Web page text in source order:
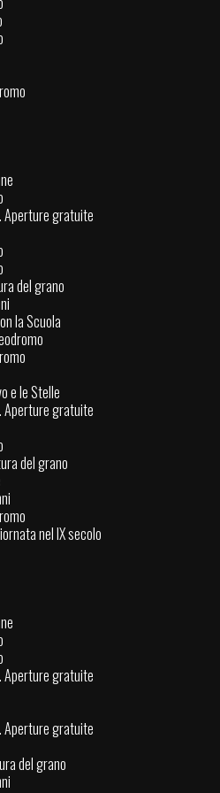
Aperture gratuite
del grano
la Scuola
e le Stelle
Aperture gratuite
del grano
nel IX secolo
Aperture gratuite
Aperture gratuite
del grano